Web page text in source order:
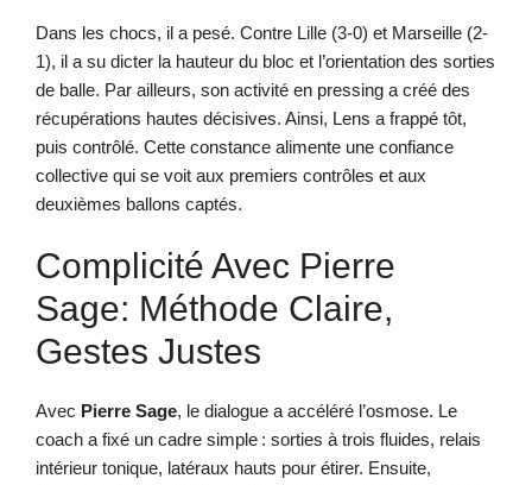
Dans les chocs, il a pesé. Contre Lille (3-0) et Marseille (2-
1), il a su dicter la hauteur du bloc et l’orientation des sorties
de balle. Par ailleurs, son activité en pressing a créé des
récupérations hautes décisives. Ainsi, Lens a frappé tôt,
puis contrôlé. Cette constance alimente une confiance
collective qui se voit aux premiers contrôles et aux
deuxièmes ballons captés.
Complicité Avec Pierre
Sage: Méthode Claire,
Gestes Justes
Avec Pierre Sage, le dialogue a accéléré l’osmose. Le
coach a fixé un cadre simple : sorties à trois fluides, relais
intérieur tonique, latéraux hauts pour étirer. Ensuite,